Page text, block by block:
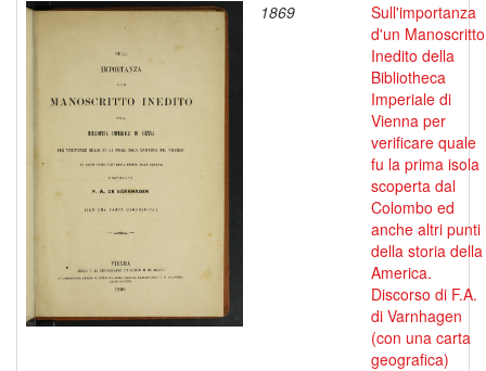
1869
Sull'importanza
d'un Manoscritto
Inedito della
Bibliotheca
Imperiale di
Vienna per
verificare quale
fu la prima isola
scoperta dal
Colombo ed
anche altri punti
della storia della
America.
Discorso di F.A.
di Varnhagen
(con una carta
geografica)